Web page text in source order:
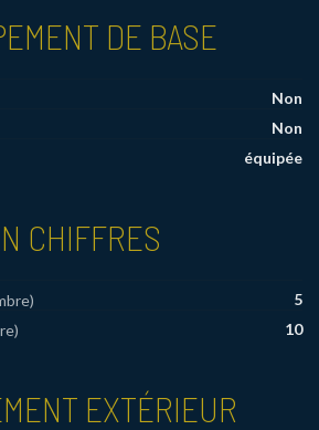
DE BASE
Non
Non
équipée
CHIFFRES
5
10
EXTÉRIEUR